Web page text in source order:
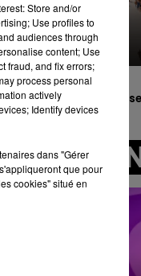
La
A
Store and/or
Use profiles to
audiences through
content; Use
fraud, and fix errors;
process personal
actively
Identify devices
dans "Gérer
que pour
cookies" situé en